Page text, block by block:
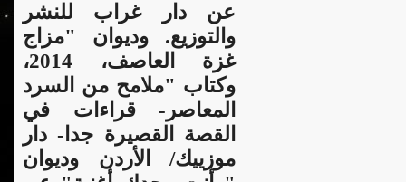
عن دار غراب للنشر
والتوزيع. وديوان "مزاج
غزة العاصف، 2014،
وكتاب "ملامح من السرد
المعاصر- قراءات في
القصة القصيرة جدا- دار
موزييك/ الأردن وديوان